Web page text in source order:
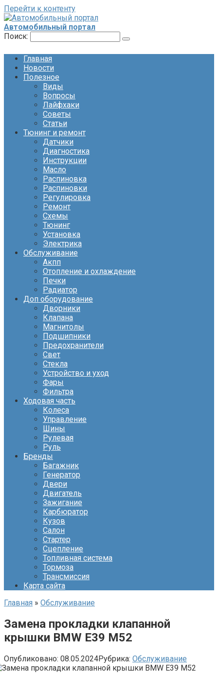
Перейти к контенту
Автомобильный портал
Поиск:
Главная
Новости
Полезное
Виды
Вопросы
Лайфхаки
Советы
Статьи
Тюнинг и ремонт
Датчики
Диагностика
Инструкции
Масло
Распиновка
Распиновки
Регулировка
Ремонт
Схемы
Тюнинг
Установка
Электрика
Обслуживание
Акпп
Отопление и охлаждение
Печки
Радиатор
Доп оборудование
Дворники
Клапана
Магнитолы
Подшипники
Предохранители
Свет
Стекла
Устройство и уход
Фары
Фильтра
Ходовая часть
Колеса
Управление
Шины
Рулевая
Руль
Бренды
Багажник
Генератор
Двери
Двигатель
Зажигание
Карбюратор
Кузов
Салон
Стартер
Сцепление
Топливная система
Тормоза
Трансмиссия
Карта сайта
Главная » Обслуживание
Замена прокладки клапанной
крышки BMW Е39 М52
Опубликовано: 08.05.2024Рубрика: Обслуживание